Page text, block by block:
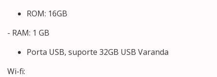
ROM: 16GB
- RAM: 1 GB
Porta USB, suporte 32GB USB Varanda
Wi-fi: